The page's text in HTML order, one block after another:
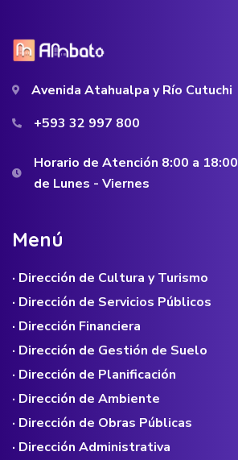
Avenida Atahualpa y Río Cutuchi
+593 32 997 800
Horario de Atención 8:00 a 18:00
de Lunes - Viernes
Menú
· Dirección de Cultura y Turismo
· Dirección de Servicios Públicos
· Dirección Financiera
· Dirección de Gestión de Suelo
· Dirección de Planificación
· Dirección de Ambiente
· Dirección de Obras Públicas
· Dirección Administrativa